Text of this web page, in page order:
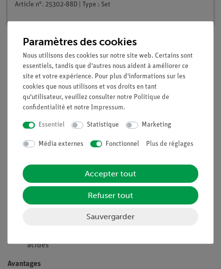
Article n°. 25302-88D | Type : Set
Description
Principe
Les acides concentrés décomposent les substances naturelles
et sont très corrosifs (par exemple au contact des métaux).
Lors de la manipulation d'acides, des précautions de sécurité
examinent l'effet des acides concentrés en contact avec de la
apprennent quelles mesures de protection ils doivent
respecter lors de la manipulation d'acides concentrés.
Ce que vous pouvez apprendre sur
Propriétés des acides concentrés
acides
Avantages
Paramètres des cookies
Nous utilisons des cookies sur notre site web. Certains sont
essentiels, tandis que d'autres nous aident à améliorer ce
site et votre expérience. Pour plus d'informations sur les
cookies que nous utilisons et vos droits en tant
qu'utilisateur, veuillez consulter notre Politique de
confidentialité et notre Impressum.
Essentiel Statistique Marketing
Média externes Fonctionnel Plus de réglages
Accepter tout
Refuser tout
Sauvergarder